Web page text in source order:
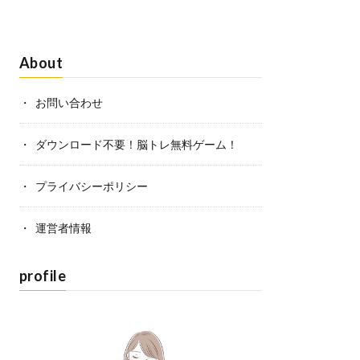
About
お問い合わせ
ダウンロード不要！脳トレ無料ゲーム！
プライバシーポリシー
運営者情報
profile